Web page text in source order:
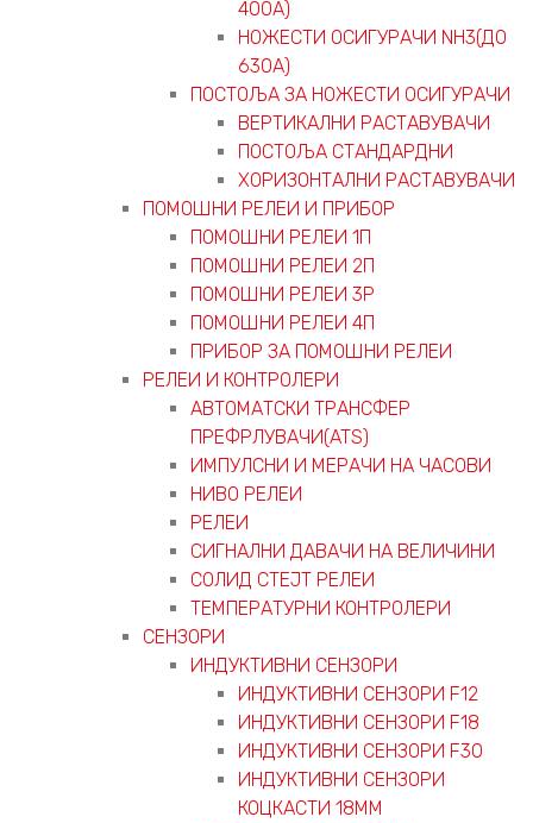
400А)
НОЖЕСТИ ОСИГУРАЧИ NH3(ДО
630А)
ПОСТОЉА ЗА НОЖЕСТИ ОСИГУРАЧИ
ВЕРТИКАЛНИ РАСТАВУВАЧИ
ПОСТОЉА СТАНДАРДНИ
ХОРИЗОНТАЛНИ РАСТАВУВАЧИ
ПОМОШНИ РЕЛЕИ И ПРИБОР
ПОМОШНИ РЕЛЕИ 1П
ПОМОШНИ РЕЛЕИ 2П
ПОМОШНИ РЕЛЕИ 3P
ПОМОШНИ РЕЛЕИ 4П
ПРИБОР ЗА ПОМОШНИ РЕЛЕИ
РЕЛЕИ И КОНТРОЛЕРИ
АВТОМАТСКИ ТРАНСФЕР
ПРЕФРЛУВАЧИ(ATS)
ИМПУЛСНИ И МЕРАЧИ НА ЧАСОВИ
НИВО РЕЛЕИ
РЕЛЕИ
СИГНАЛНИ ДАВАЧИ НА ВЕЛИЧИНИ
СОЛИД СТЕЈТ РЕЛЕИ
ТЕМПЕРАТУРНИ КОНТРОЛЕРИ
СЕНЗОРИ
ИНДУКТИВНИ СЕНЗОРИ
ИНДУКТИВНИ СЕНЗОРИ F12
ИНДУКТИВНИ СЕНЗОРИ F18
ИНДУКТИВНИ СЕНЗОРИ F30
ИНДУКТИВНИ СЕНЗОРИ
КОЦКАСТИ 18ММ